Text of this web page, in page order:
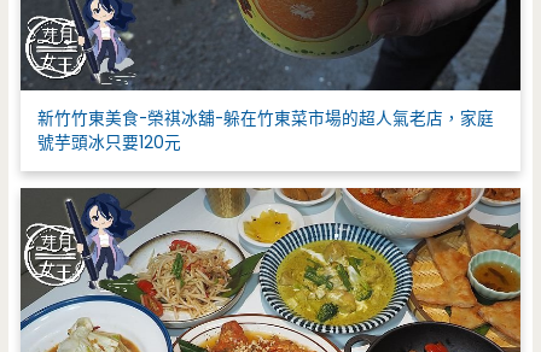
新竹竹東美食-榮祺冰舖-躲在竹東菜市場的超人氣老店，家庭
號芋頭冰只要120元